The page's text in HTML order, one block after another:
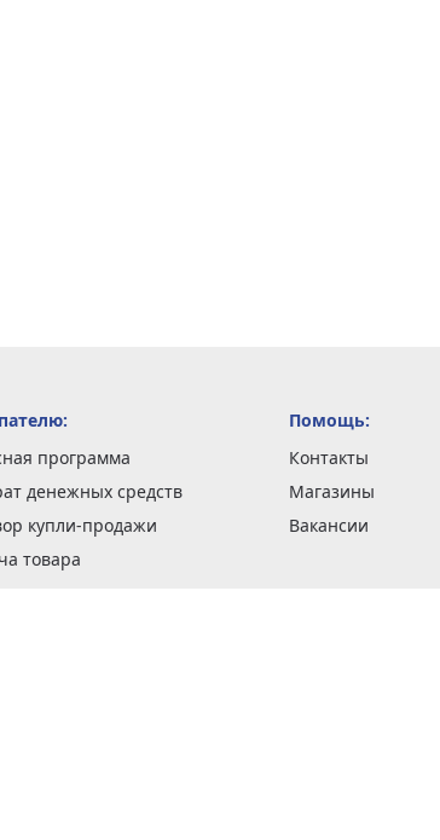
программа
денежных средств
купли-продажи
товара
Помощь:
Контакты
Магазины
Вакансии